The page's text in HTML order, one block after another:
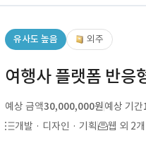
유사도 높음 외주
여행사 플랫폼 반응
예상 금액30,000,000원예상 기간
개발 · 디자인 · 기획
웹 외 2개